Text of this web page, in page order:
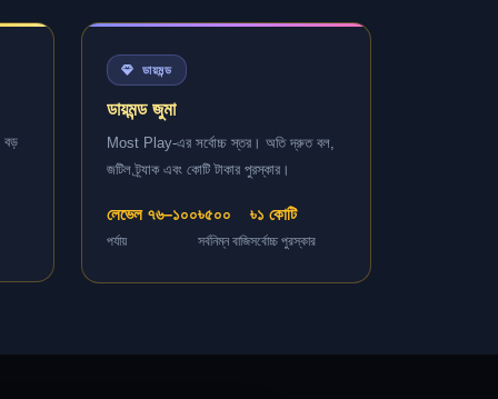
বড়
ডায়মন্ড
ডায়মন্ড জুমা
Most Play-এর সর্বোচ্চ স্তর। অতি দ্রুত বল,
জটিল ট্র্যাক এবং কোটি টাকার পুরস্কার।
লেভেল ৭৬–১০০
পর্যায়
৳৫০০
সর্বনিম্ন বাজি
৳১ কোটি
সর্বোচ্চ পুরস্কার